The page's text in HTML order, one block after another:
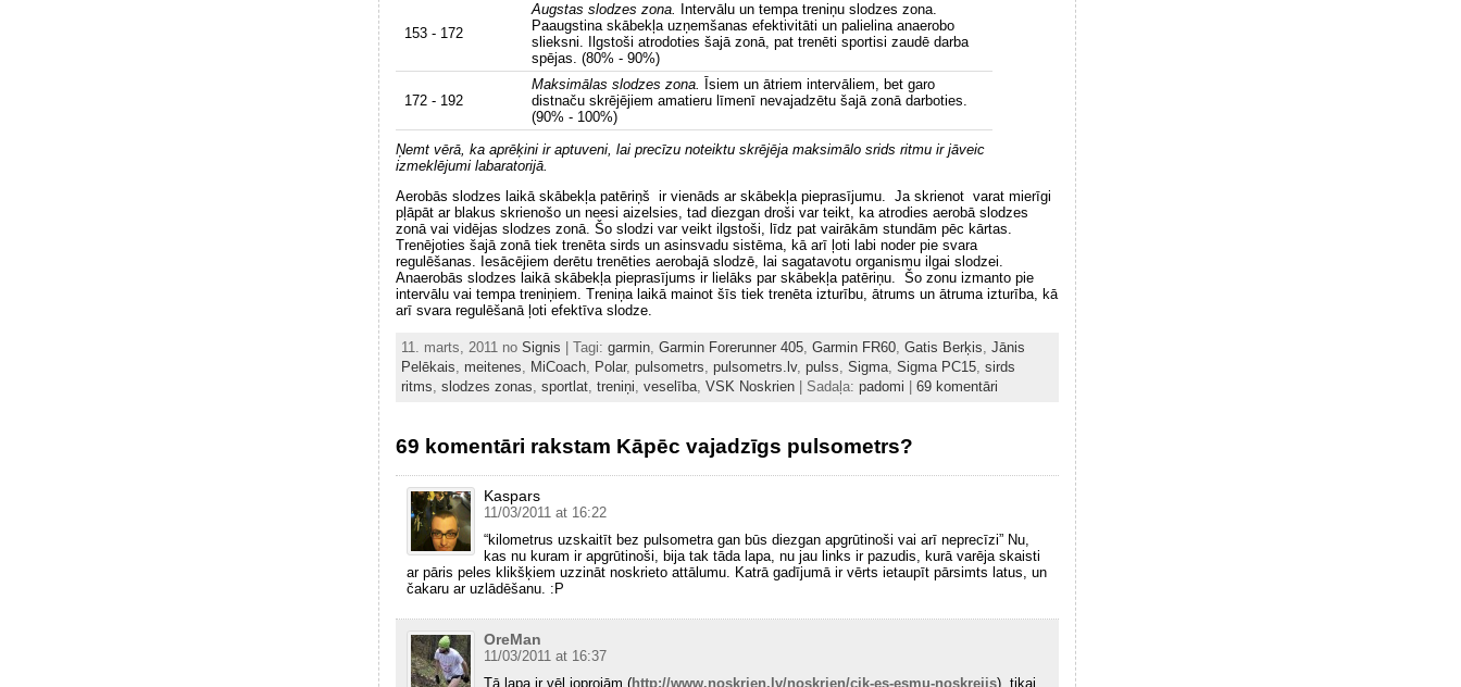
153 - 172
Augstas slodzes zona.
Intervālu un tempa treniņu slodzes zona.
Paaugstina skābekļa uzņemšanas efektivitāti un palielina anaerobo
slieksni. Ilgstoši atrodoties šajā zonā, pat trenēti sportisi zaudē darba
spējas. (80% - 90%)
172 - 192
Maksimālas slodzes zona.
Īsiem un ātriem intervāliem, bet garo
distnaču skrējējiem amatieru līmenī nevajadzētu šajā zonā darboties.
(90% - 100%)
Ņemt vērā, ka aprēķini ir aptuveni, lai precīzu noteiktu skrējēja maksimālo srids ritmu ir jāveic
izmeklējumi labaratorijā.
Aerobās slodzes laikā skābekļa patēriņš ir vienāds ar skābekļa pieprasījumu. Ja skrienot varat mierīgi
pļāpāt ar blakus skrienošo un neesi aizelsies, tad diezgan droši var teikt, ka atrodies aerobā slodzes
zonā vai vidējas slodzes zonā. Šo slodzi var veikt ilgstoši, līdz pat vairākām stundām pēc kārtas.
Trenējoties šajā zonā tiek trenēta sirds un asinsvadu sistēma, kā arī ļoti labi noder pie svara
regulēšanas. Iesācējiem derētu trenēties aerobajā slodzē, lai sagatavotu organismu ilgai slodzei.
Anaerobās slodzes laikā skābekļa pieprasījums ir lielāks par skābekļa patēriņu. Šo zonu izmanto pie
intervālu vai tempa treniņiem. Treniņa laikā mainot šīs tiek trenēta izturību, ātrums un ātruma izturība, kā
arī svara regulēšanā ļoti efektīva slodze.
11. marts, 2011 no Signis | Tagi: garmin Garmin Forerunner 405 Garmin FR60 Gatis Berķis Jānis
Pelēkais
meitenes MiCoach Polar, pulsometrs pulsometrs.lv, pulss Sigma Sigma PC15 sirds
ritms slodzes zonas sportlat treniņi veselība VSK Noskrien | Sadaļa: padomi 69 komentāri
69 komentāri rakstam Kāpēc vajadzīgs pulsometrs?
Kaspars
11/03/2011 at 16:22
“kilometrus uzskaitīt bez pulsometra gan būs diezgan apgrūtinoši vai arī neprecīzi” Nu,
kas nu kuram ir apgrūtinoši, bija tak tāda lapa, nu jau links ir pazudis, kurā varēja skaisti
ar pāris peles klikšķiem uzzināt noskrieto attālumu. Katrā gadījumā ir vērts ietaupīt pārsimts latus, un
čakaru ar uzlādēšanu. :P
OreMan
11/03/2011 at 16:37
Tā lapa ir vēl joprojām (http://www.noskrien.lv/noskrien/cik-es-esmu-noskrejis), tikai